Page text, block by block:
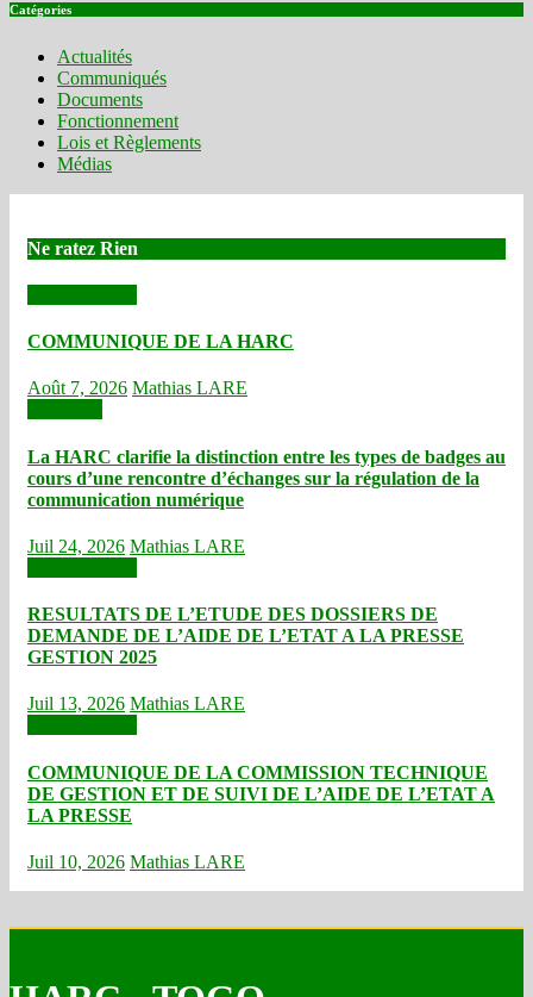
Catégories
Actualités
Communiqués
Documents
Fonctionnement
Lois et Règlements
Médias
Ne ratez Rien
COMMUNIQUE DE LA HARC
Août 7, 2026 Mathias LARE
La HARC clarifie la distinction entre les types de badges au
cours d’une rencontre d’échanges sur la régulation de la
communication numérique
Juil 24, 2026 Mathias LARE
RESULTATS DE L’ETUDE DES DOSSIERS DE
DEMANDE DE L’AIDE DE L’ETAT A LA PRESSE
GESTION 2025
Juil 13, 2026 Mathias LARE
COMMUNIQUE DE LA COMMISSION TECHNIQUE
DE GESTION ET DE SUIVI DE L’AIDE DE L’ETAT A
LA PRESSE
Juil 10, 2026 Mathias LARE